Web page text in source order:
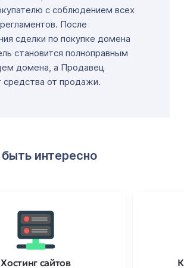
с соблюдением всех
После
сделки по покупке домена
становится полноправным
домена, а Продавец
средства от продажи.
интересно
Хостинг сайтов